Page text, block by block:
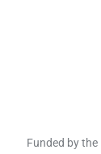
Funded by